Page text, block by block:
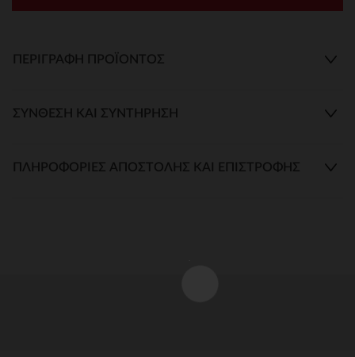
ΠΕΡΙΓΡΑΦΉ ΠΡΟΪΌΝΤΟΣ
ΣΎΝΘΕΣΗ ΚΑΙ ΣΥΝΤΉΡΗΣΗ
ΠΛΗΡΟΦΟΡΊΕΣ ΑΠΟΣΤΟΛΉΣ ΚΑΙ ΕΠΙΣΤΡΟΦΉΣ